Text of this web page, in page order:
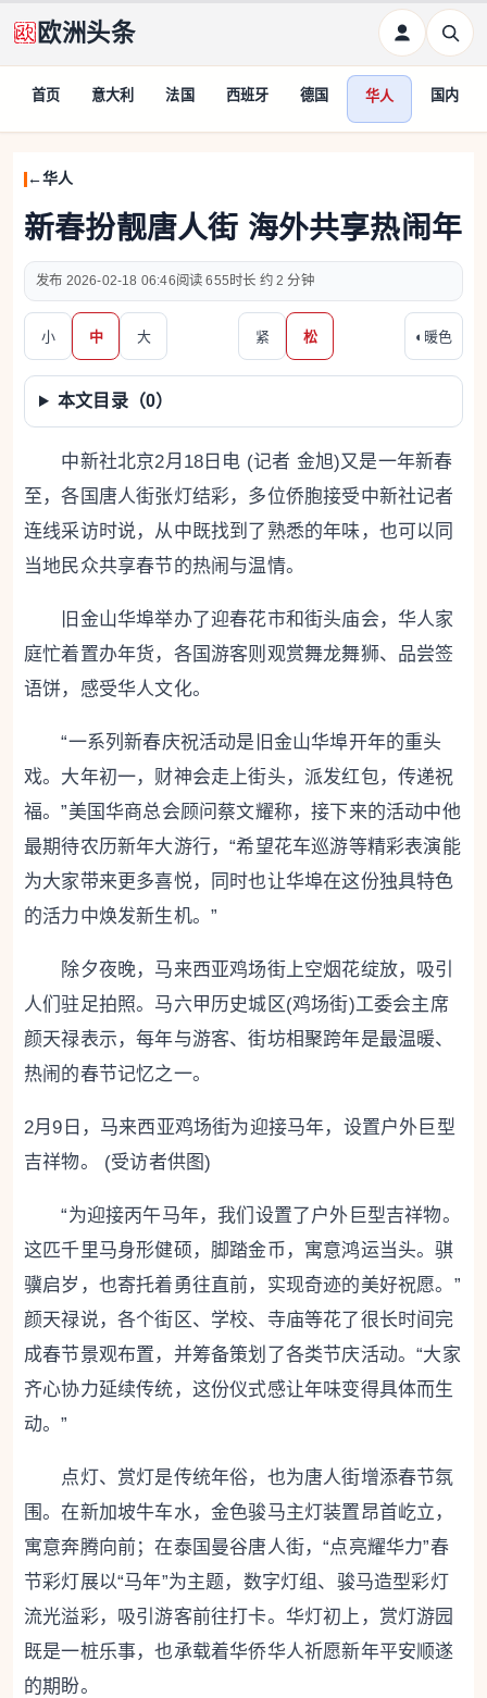
欧洲头条
首页 意大利 法国 西班牙 德国 华人 国内
华人
新春扮靓唐人街 海外共享热闹年
2026-02-18 06:46 655 约 2 分钟
小 中 大 紧 松 ◐ 暖色
本文目录（0）
中新社北京2月18日电 (记者 金旭)又是一年新春
至，各国唐人街张灯结彩，多位侨胞接受中新社记者
连线采访时说，从中既找到了熟悉的年味，也可以同
当地民众共享春节的热闹与温情。
旧金山华埠举办了迎春花市和街头庙会，华人家
庭忙着置办年货，各国游客则观赏舞龙舞狮、品尝签
语饼，感受华人文化。
“一系列新春庆祝活动是旧金山华埠开年的重头
戏。大年初一，财神会走上街头，派发红包，传递祝
福。”美国华商总会顾问蔡文耀称，接下来的活动中他
最期待农历新年大游行，“希望花车巡游等精彩表演能
为大家带来更多喜悦，同时也让华埠在这份独具特色
的活力中焕发新生机。”
除夕夜晚，马来西亚鸡场街上空烟花绽放，吸引
人们驻足拍照。马六甲历史城区(鸡场街)工委会主席
颜天禄表示，每年与游客、街坊相聚跨年是最温暖、
热闹的春节记忆之一。
2月9日，马来西亚鸡场街为迎接马年，设置户外巨型
吉祥物。 (受访者供图)
“为迎接丙午马年，我们设置了户外巨型吉祥物。
这匹千里马身形健硕，脚踏金币，寓意鸿运当头。骐
骥启岁，也寄托着勇往直前，实现奇迹的美好祝愿。”
颜天禄说，各个街区、学校、寺庙等花了很长时间完
成春节景观布置，并筹备策划了各类节庆活动。“大家
齐心协力延续传统，这份仪式感让年味变得具体而生
动。”
点灯、赏灯是传统年俗，也为唐人街增添春节氛
围。在新加坡牛车水，金色骏马主灯装置昂首屹立，
寓意奔腾向前；在泰国曼谷唐人街，“点亮耀华力”春
节彩灯展以“马年”为主题，数字灯组、骏马造型彩灯
流光溢彩，吸引游客前往打卡。华灯初上，赏灯游园
既是一桩乐事，也承载着华侨华人祈愿新年平安顺遂
的期盼。